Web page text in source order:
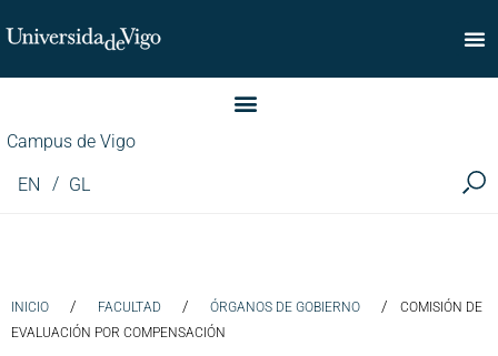
Facultad de Comercio
Campus de Vigo
EN GL
INICIO / FACULTAD / ÓRGANOS DE GOBIERNO /
COMISIÓN DE
EVALUACIÓN POR COMPENSACIÓN